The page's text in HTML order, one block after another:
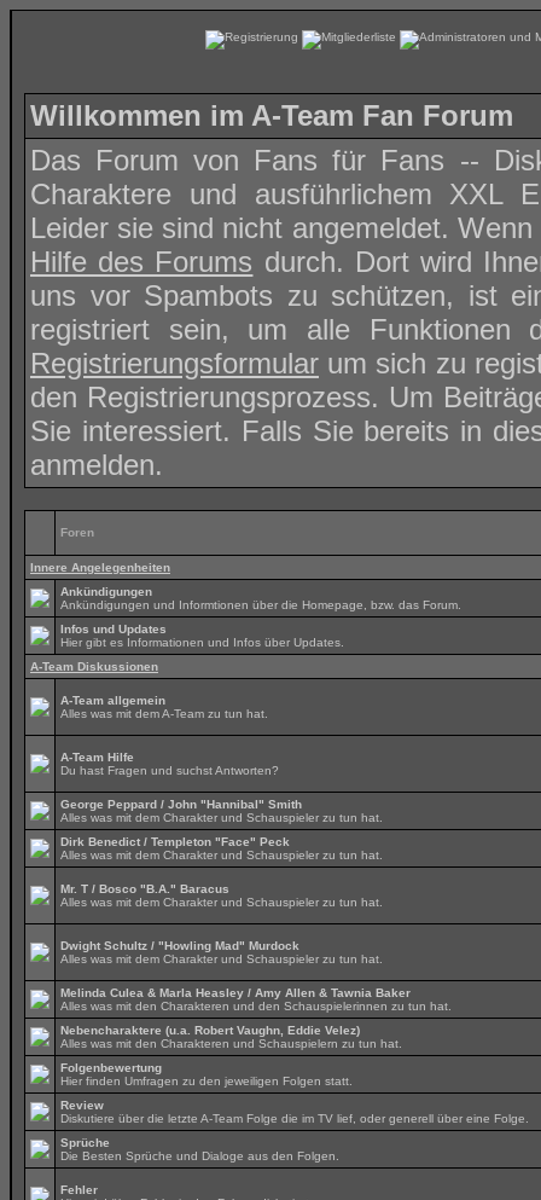
Willkommen im A-Team Fan Forum
Das Forum von Fans für Fans --
Charaktere und ausführlichem XXL
Leider sie sind nicht angemeldet.
Hilfe des Forums durch. Dort wird
uns vor Spambots zu schützen, ist
registriert sein, um alle Funktionen
Registrierungsformular um sich zu
den Registrierungsprozess. Um
Sie interessiert. Falls Sie bereits in
anmelden.
Foren
Innere Angelegenheiten
Ankündigungen
Ankündigungen und Informtionen über die Homepage, bzw. das Forum.
Infos und Updates
Hier gibt es Informationen und Infos über Updates.
A-Team Diskussionen
A-Team allgemein
Alles was mit dem A-Team zu tun hat.
A-Team Hilfe
Du hast Fragen und suchst Antworten?
George Peppard / John "Hannibal" Smith
Alles was mit dem Charakter und Schauspieler zu tun hat.
Dirk Benedict / Templeton "Face" Peck
Alles was mit dem Charakter und Schauspieler zu tun hat.
Mr. T / Bosco "B.A." Baracus
Alles was mit dem Charakter und Schauspieler zu tun hat.
Dwight Schultz / "Howling Mad" Murdock
Alles was mit dem Charakter und Schauspieler zu tun hat.
Melinda Culea & Marla Heasley / Amy Allen & Tawnia Baker
Alles was mit den Charakteren und den Schauspielerinnen zu tun hat.
Nebencharaktere (u.a. Robert Vaughn, Eddie Velez)
Alles was mit den Charakteren und Schauspielern zu tun hat.
Folgenbewertung
Hier finden Umfragen zu den jeweiligen Folgen statt.
Review
Diskutiere über die letzte A-Team Folge die im TV lief, oder generell über eine Folge.
Sprüche
Die Besten Sprüche und Dialoge aus den Folgen.
Fehler